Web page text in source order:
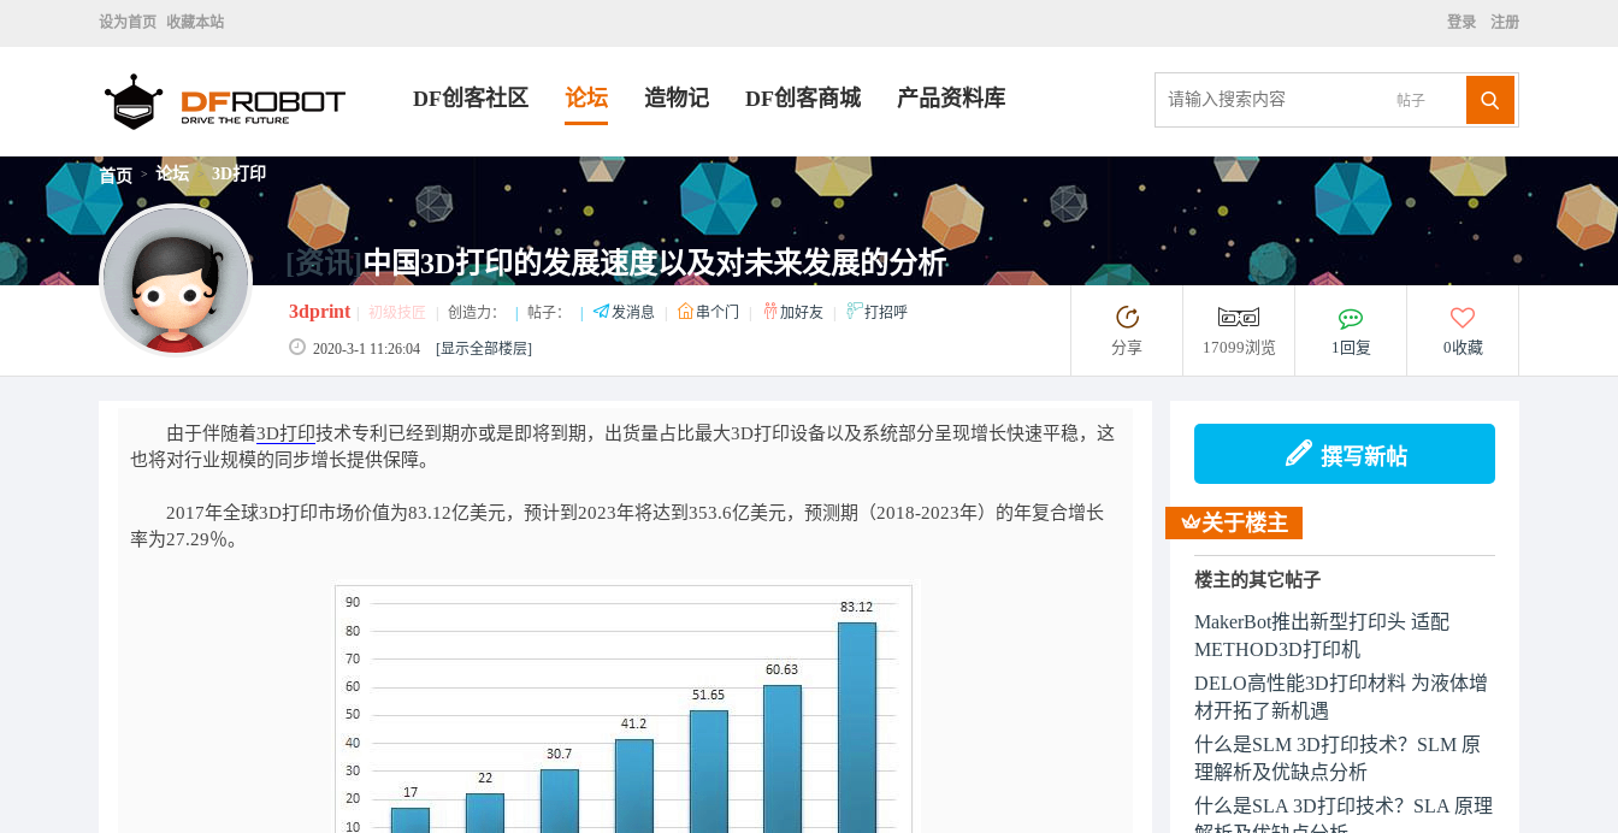
设为首页 收藏本站 登录 注册
帖子
DF创客社区 论坛 造物记 DF创客商城 产品资料库
首页 > 论坛 > 3D打印
[资讯]中国3D打印的发展速度以及对未来发展的分析
3dprint 初级技匠 创造力： 帖子： 发消息 串个门 加好友 打招呼
2020-3-1 11:26:04 [显示全部楼层] 分享 17099浏览 1回复 0收藏
由于伴随着3D打印技术专利已经到期亦或是即将到期，出货量占比最大3D打印设备以及系统部分呈现增长快速平稳，这
也将对行业规模的同步增长提供保障。
2017年全球3D打印市场价值为83.12亿美元，预计到2023年将达到353.6亿美元，预测期（2018-2023年）的年复合增长
率为27.29％。
撰写新帖
关于楼主
楼主的其它帖子
MakerBot推出新型打印头 适配
METHOD3D打印机
DELO高性能3D打印材料 为液体增
材开拓了新机遇
什么是SLM 3D打印技术？SLM 原
理解析及优缺点分析
什么是SLA 3D打印技术？SLA 原理